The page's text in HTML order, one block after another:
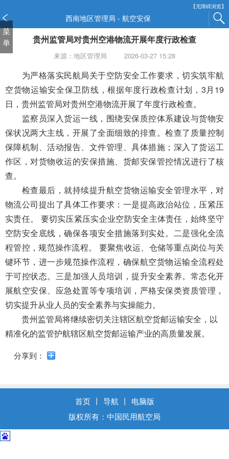
【无障碍浏览】
西南地区管理局 - 航空安保
菜
单
贵州监管局对贵州空港物流开展年度行政检查
来源：地区管理局 2026-03-27 15:28
为严格落实民航局关于空防安全工作要求，切实筑牢航
空货物运输安全保卫防线，根据年度行政检查计划， 3月 19
日，贵州监管局对贵州空港物流开展了年度行政检查。
监察员深入货运一线，围绕安保质控体系建设与货物安
保状况两大主线，开展了全面细致的排查。检查了质量控制
保障机制、活动报告、 文件管理、具体措施 ； 深入了货运工
作区，对货物收运的安保措施、货邮安保管控情况进行了核
查。
检查最后，就持续提升航空货物运输安全管理水平，对
物流公司提出了具体工作要求： 一是提高政治站位，压紧压
实责任。 要切实压紧压实企业空防安全主体责任 ，始终坚守
空防安全底线，确保各项安全措施落到实处。 二是强化全流
程管控，规范操作流程。 要聚焦收运、 仓储等重点岗位与关
键环节，进一步规范操作流程，确保航空货物运输全流程处
于可控状态。 三是加强人员培训，提升安全素养。常态化开
展航空安保、 应急处置等专项培训，严格安保类资质管理，
切实提升从业人员的安全素养与实操能力。
贵州监管局将继续密切关注辖区航空货邮运输安全，以
精准化的监管护航辖区航空货邮运输产业的高质量发展。
分享到：
首页 丨 导航 丨
电脑版
版权所有：中国民用航空局
窗
口
打
说
明
面,
Alt
加
波
打
开
导
盲
模
式